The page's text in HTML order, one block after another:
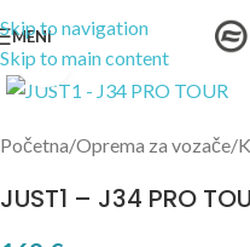
Skip to navigation
Skip to main content
MENI
Kliknite za uvećanje
Početna/Oprema za vozače/
JUST1 – J34 PRO